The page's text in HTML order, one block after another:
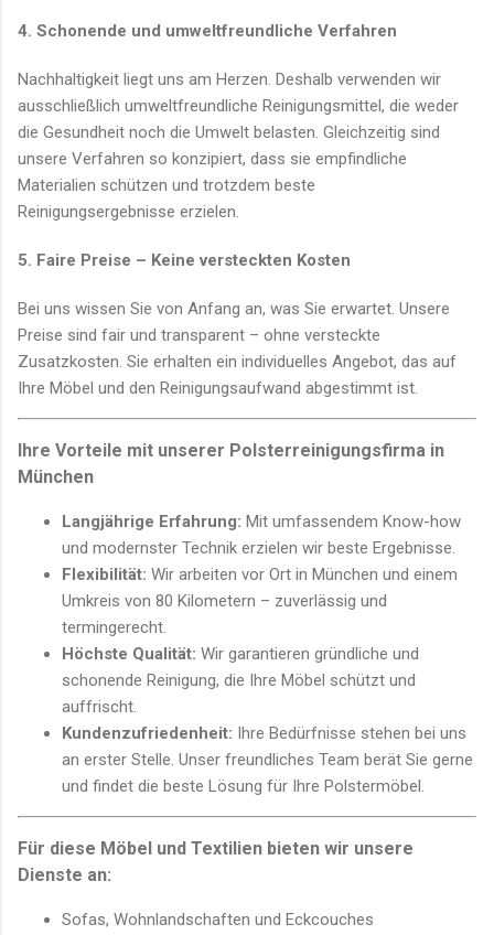
4. Schonende und umweltfreundliche Verfahren
Nachhaltigkeit liegt uns am Herzen. Deshalb verwenden wir
ausschließlich umweltfreundliche Reinigungsmittel, die weder
die Gesundheit noch die Umwelt belasten. Gleichzeitig sind
unsere Verfahren so konzipiert, dass sie empfindliche
Materialien schützen und trotzdem beste
Reinigungsergebnisse erzielen.
5. Faire Preise – Keine versteckten Kosten
Bei uns wissen Sie von Anfang an, was Sie erwartet. Unsere
Preise sind fair und transparent – ohne versteckte
Zusatzkosten. Sie erhalten ein individuelles Angebot, das auf
Ihre Möbel und den Reinigungsaufwand abgestimmt ist.
Ihre Vorteile mit unserer Polsterreinigungsfirma in
München
Langjährige Erfahrung: Mit umfassendem Know-how
und modernster Technik erzielen wir beste Ergebnisse.
Flexibilität: Wir arbeiten vor Ort in München und einem
Umkreis von 80 Kilometern – zuverlässig und
termingerecht.
Höchste Qualität: Wir garantieren gründliche und
schonende Reinigung, die Ihre Möbel schützt und
auffrischt.
Kundenzufriedenheit: Ihre Bedürfnisse stehen bei uns
an erster Stelle. Unser freundliches Team berät Sie gerne
und findet die beste Lösung für Ihre Polstermöbel.
Für diese Möbel und Textilien bieten wir unsere
Dienste an:
Sofas, Wohnlandschaften und Eckcouches